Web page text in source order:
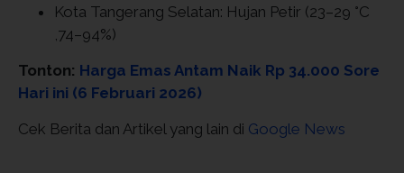
Kota Tangerang Selatan: Hujan Petir (23–29 °C
,74–94%)
Tonton: Harga Emas Antam Naik Rp 34.000 Sore
Hari ini (6 Februari 2026)
Cek Berita dan Artikel yang lain di Google News